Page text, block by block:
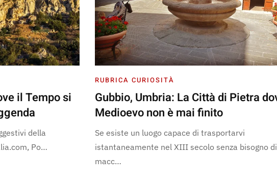
il Tempo si
della
Po…
RUBRICA CURIOSITÀ
Gubbio, Umbria: La Città di Pietra
Medioevo non è mai finito
Se esiste un luogo capace di trasportarvi
istantaneamente nel XIII secolo senza bisogno
macc…